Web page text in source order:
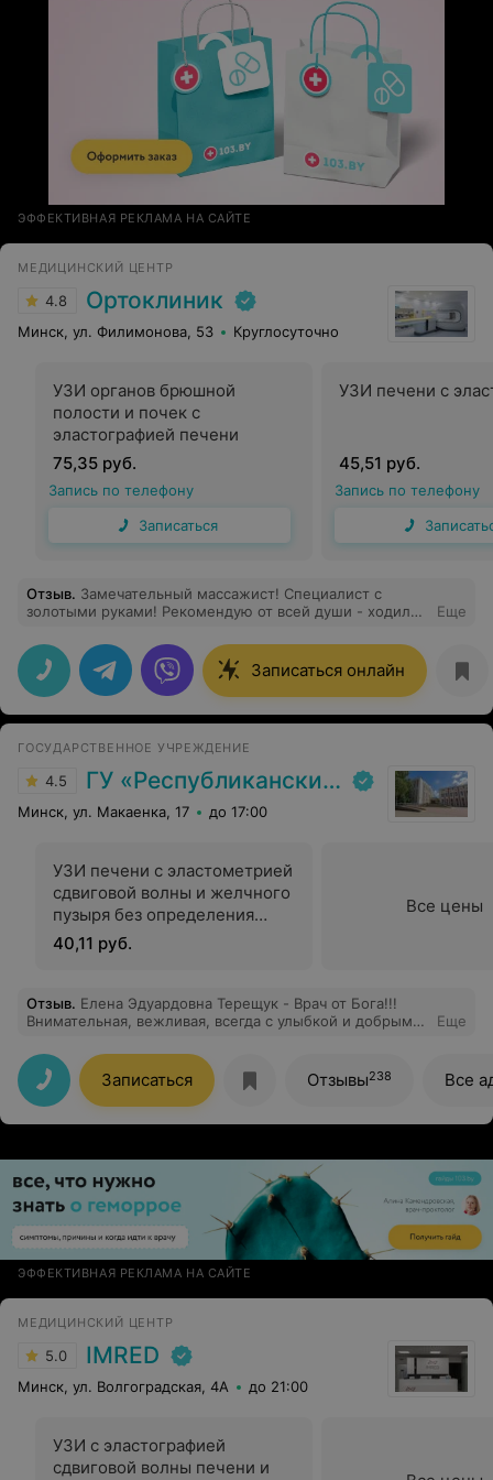
ЭФФЕКТИВНАЯ РЕКЛАМА НА САЙТЕ
МЕДИЦИНСКИЙ ЦЕНТР
4.8 Ортоклиник
Минск, ул. Филимонова, 53 Круглосуточно
УЗИ органов брюшной
полости и почек с
эластографией печени
75,35 руб.
Запись по телефону
Записаться
УЗИ печени с
45,51 руб.
Запись по телефону
Отзыв. Замечательный массажист! Специалист с
золотыми руками! Рекомендую от всей души - ходил
кушетка,спокойная расслабляющая музыка и классные
массажные техники, которыми владеет Инна
Владимировна. Администраторы всегда приветливые, с
улыбкой. Есть своя парковка у медицинского центра.
Рекомендую тем, кто хочет реально лечебный эффект
Еще
Записаться онлайн
ГОСУДАРСТВЕННОЕ УЧРЕЖДЕНИЕ
4.5 ГУ «Республиканский научно-практический центр медицинской экспертизы и реабилитаци»
Минск, ул. Макаенка, 17 до 17:00
УЗИ печени с эластометрией
сдвиговой волны и желчного
пузыря без определения
функции
40,11 руб.
Все цены
Отзыв. Елена Эдуардовна Терещук - Врач от Бога!!!
Внимательная, вежливая, всегда с улыбкой и добрым
положительный результат.
Еще
Записаться Отзывы238 Все
ЭФФЕКТИВНАЯ РЕКЛАМА НА САЙТЕ
МЕДИЦИНСКИЙ ЦЕНТР
5.0 IMRED
Минск, ул. Волгоградская, 4А до 21:00
УЗИ с эластографией
сдвиговой волны печени и